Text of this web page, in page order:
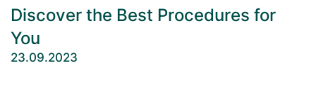
Discover the Best Proce­dures for
You
23.09.2023